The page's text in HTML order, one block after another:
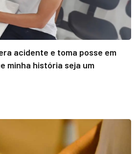
acidente e toma posse em
minha história seja um